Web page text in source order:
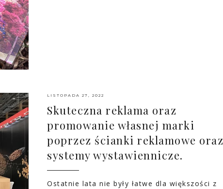
LISTOPADA 27, 2022
Skuteczna reklama oraz
promowanie własnej marki
poprzez ścianki reklamowe oraz
systemy wystawiennicze.
Ostatnie lata nie były łatwe dla większości z